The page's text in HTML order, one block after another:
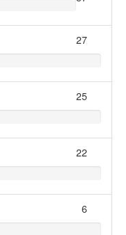
27
25
22
6